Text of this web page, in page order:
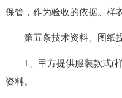
保管，作为验收的依据。样
第五条技术资料、图纸
1、甲方提供服装款式(样
资料。